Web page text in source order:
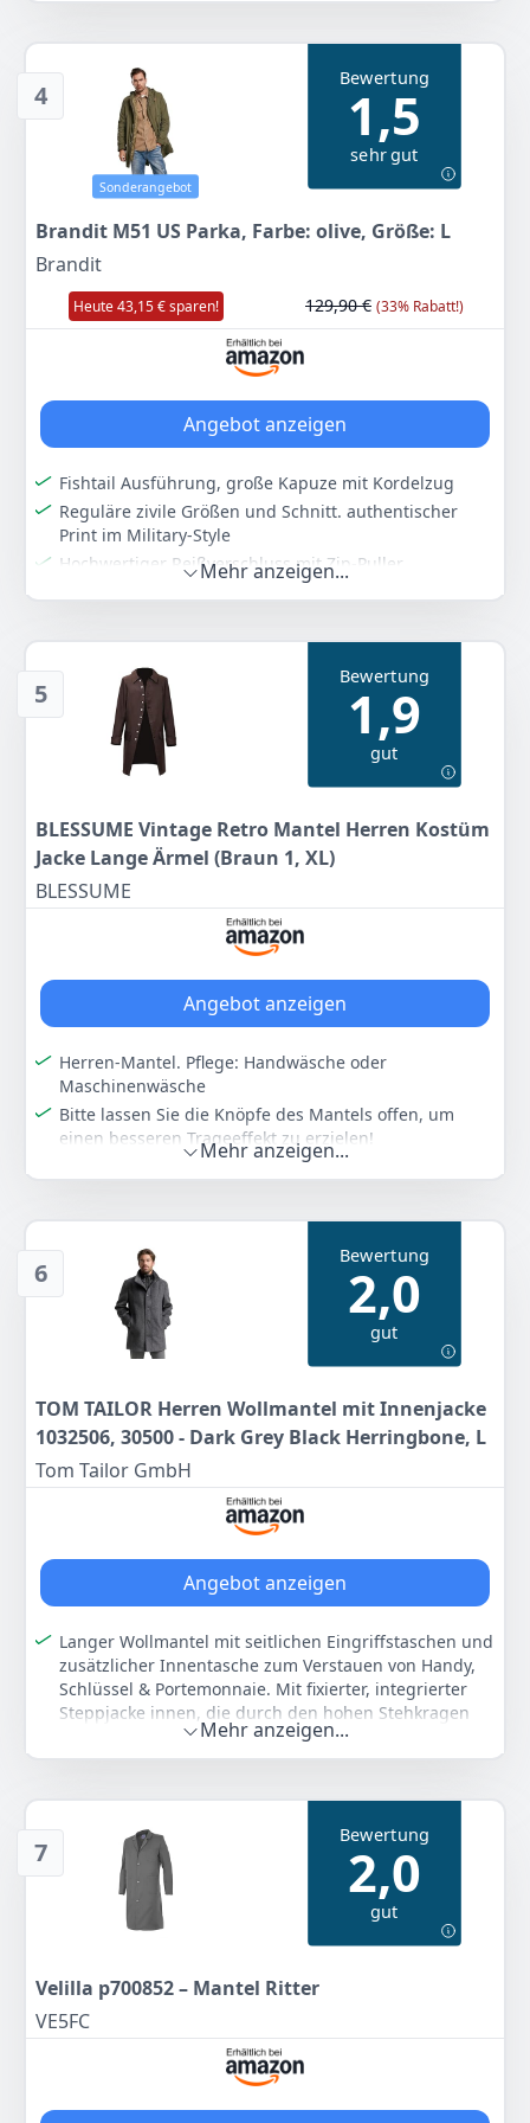
Zeremonie, Perfekt für Frühling/Herbst/Winter
★☆Waschen☆★Kaltwasser,Maschinenwaschbar,Nicht
bleichen (Handwäsche empfohlen)
★☆Hinweise☆★Asiatische Größe，Bitte bestellen
Sie eine Nummer größer und überprüfen Sie die linke
sorgfältig, bevor Sie eine Bestellung aufgeben. Ich
hoffe, Sie hatten einen tollen Einkaufstag
Farbe Hersteller Gewicht
Schwarz
99 €
4
Sonderangebot
Bewertung
1,5
sehr gut
Brandit M51 US Parka, Farbe: olive, Größe: L
Brandit
Heute 43,15 € sparen! 129,90 € (33% Rabatt!)
Angebot anzeigen
Fishtail Ausführung, große Kapuze mit Kordelzug
Reguläre zivile Größen und Schnitt. authentischer
Print im Military-Style
Hochwertiger Reißverschluss mit Zip-Puller,
austrennbares Thermo-Innenfutter
Napoleontaschen mit Druckknopfverschluss
Weitenregulierbare Taille
Farbe Gewicht
Olivgrün 1,18 kg
Anzeigen
Mehr anzeigen...
5
Bewertung
1,9
gut
BLESSUME Vintage Retro Mantel Herren Kostüm
Jacke Lange Ärmel (Braun 1, XL)
BLESSUME
Angebot anzeigen
Herren-Mantel. Pflege: Handwäsche oder
Maschinenwäsche
Bitte lassen Sie die Knöpfe des Mantels offen, um
einen besseren Trageeffekt zu erzielen!
Hochwertiger Herrenmantel aus Polyester, langlebig
Perfekt für cosplay, Theater, Halloween, Comic Con,
Bitte beachten sie vor der Bestellung unsere
Größentabelle auf dem Bild. Vielen Dank.
Braun 1
31 99 €
Mehr anzeigen...
6
Bewertung
2,0
gut
TOM TAILOR Herren Wollmantel mit Innenjacke
1032506, 30500 - Dark Grey Black Herringbone, L
Tom Tailor GmbH
Angebot anzeigen
Langer Wollmantel mit seitlichen Eingriffstaschen und
zusätzlicher Innentasche zum Verstauen von Handy,
Schlüssel & Portemonnaie. Mit fixierter, integrierter
Steppjacke innen, die durch den hohen Stehkragen
vor Wind & Kälte schützt.
Passform: Regular Fit, Rückenlänge bei Größe L ca. 89
Kälte schützt.
Hoher Wollanteil hält den Körper warm
Farbe Hersteller
30500 - dark grey black
TAILOR
Anzeigen
Mehr anzeigen...
7
Bewertung
2,0
gut
Velilla p700852 – Mantel Ritter
VE5FC